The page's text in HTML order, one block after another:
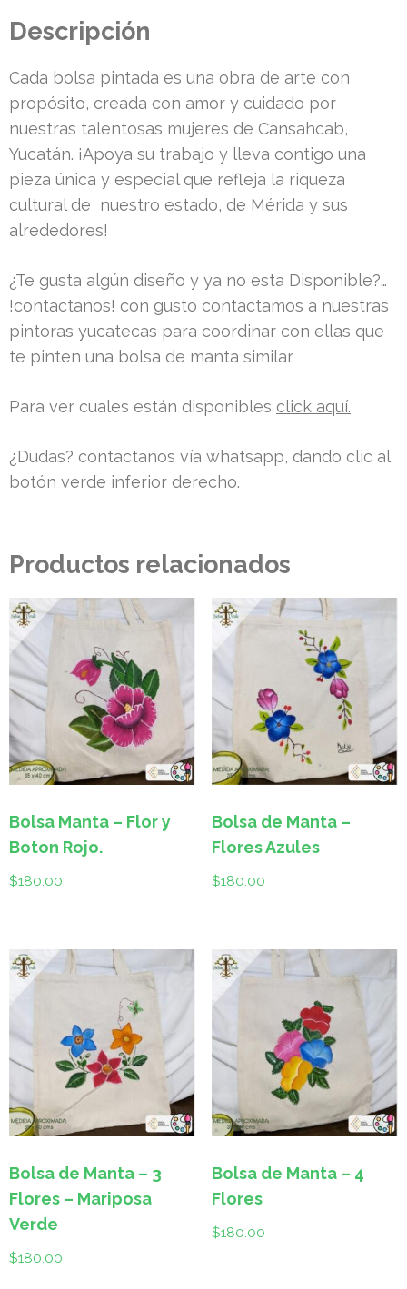
Descripción
Cada bolsa pintada es una obra de arte con
propósito, creada con amor y cuidado por
nuestras talentosas mujeres de Cansahcab,
Yucatán. ¡Apoya su trabajo y lleva contigo una
pieza única y especial que refleja la riqueza
cultural de nuestro estado, de Mérida y sus
alrededores!
¿Te gusta algún diseño y ya no esta Disponible?…
!contactanos! con gusto contactamos a nuestras
pintoras yucatecas para coordinar con ellas que
te pinten una bolsa de manta similar.
Para ver cuales están disponibles click aquí.
¿Dudas? contactanos vía whatsapp, dando clic al
botón verde inferior derecho.
Productos relacionados
Bolsa Manta – Flor y
Boton Rojo.
$180.00
Bolsa de Manta –
Flores Azules
$180.00
Bolsa de Manta – 3
Flores – Mariposa
Verde
$180.00
Bolsa de Manta – 4
Flores
$180.00